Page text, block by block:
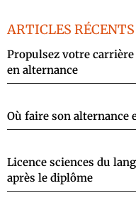
ARTICLES RÉCENTS
Propulsez votre carrière
en alternance
Où faire son alternance
Licence sciences du
après le diplôme